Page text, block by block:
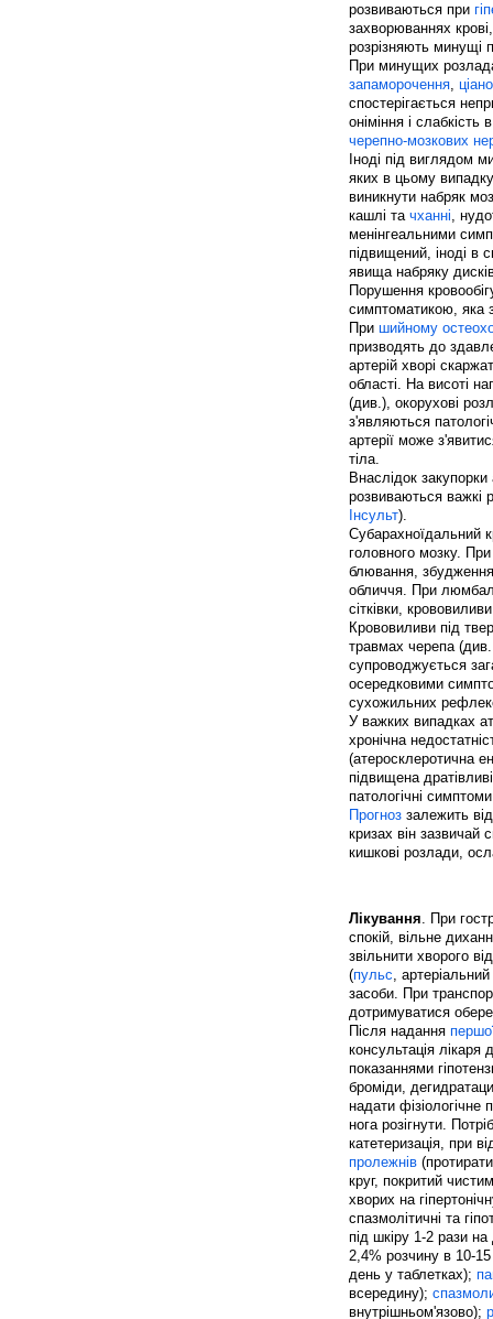
розвиваються при
захворюваннях
розрізняють минущі
При минущих
запаморочення,
спостерігається
оніміння і слабкість
черепно-мозкових
Іноді під виглядом
яких в цьому
виникнути набряк
кашлі та чханні,
менінгеальними
підвищений, іноді в
явища набряку
Порушення
симптоматикою, яка
При шийному
призводять до
артерій хворі
області. На висоті
(див.), окорухові
з'являються
артерії може
тіла.
Внаслідок
розвиваються важкі
Інсульт).
Субарахноїдальний
головного мозку.
блювання,
обличчя. При
сітківки,
Крововиливи під
травмах черепа
супроводжується
осередковими
сухожильних
У важких випадках
хронічна
(атеросклеротична
підвищена
патологічні
Прогноз залежить
кризах він
кишкові розлади,
Лікування. При
спокій, вільне
звільнити хворого
(пульс,
засоби. При
дотримуватися
Після надання
консультація
показаннями
броміди,
надати фізіологічне
нога розігнути.
катетеризація, при
пролежнів
круг, покритий
хворих на
спазмолітичні та
під шкіру 1-2 рази
2,4% розчину в 10-
день у таблетках);
всередину);
внутрішньом'язово);